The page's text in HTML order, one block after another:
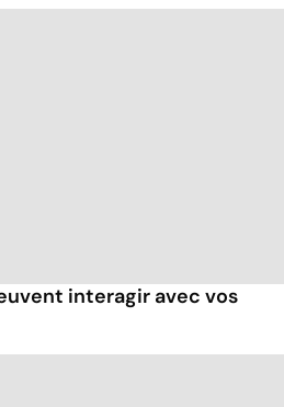
interagir avec vos